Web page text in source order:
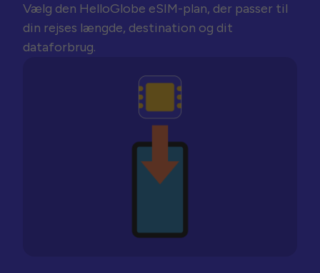
Vælg den HelloGlobe eSIM-plan, der passer til
din rejses længde, destination og dit
dataforbrug.